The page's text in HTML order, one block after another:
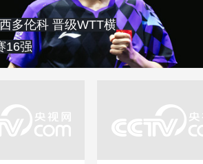
多伦科 晋级WTT横
16强